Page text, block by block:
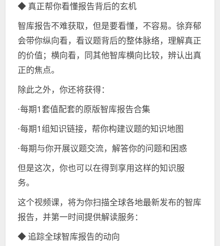
◆ 真正帮你看懂报告背后的玄机
智库报告不难获取，但是要看懂，不容易。徐弃郁
会带你纵向看，看议题背后的整体脉络，理解真正
的价值；横向看，同其他智库横向比较，辨认出真
正的焦点。
除此之外，你还将获得：
·每期1套值配套的原版智库报告合集
·每期1组知识链接，帮你构建议题的知识地图
·每期与你开展议题交流，解答你的问题和困惑
但是这次，你也可以在得到享用这样的知识服
务。
这个视频课，将为你扫描全球各地最新发布的智库
报告，并第一时间提供解读服务：
◆ 追踪全球智库报告的动向